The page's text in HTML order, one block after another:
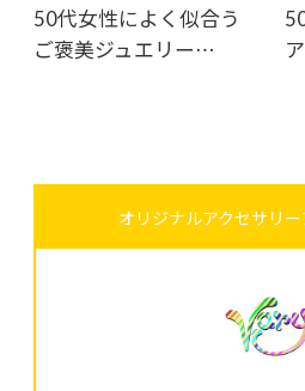
50代女性によく似合う
ご褒美ジュエリー…
オリジナルアクセサリ